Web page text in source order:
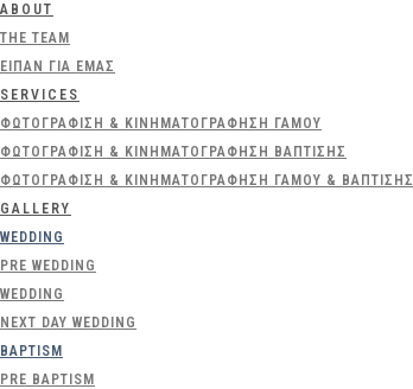
ABOUT
THE TEAM
ΕΊΠΑΝ ΓΙΑ ΕΜΆΣ
SERVICES
ΦΩΤΟΓΡΆΦΙΣΗ & ΚΙΝΗΜΑΤΟΓΡΆΦΗΣΗ ΓΆΜΟΥ
ΦΩΤΟΓΡΆΦΙΣΗ & ΚΙΝΗΜΑΤΟΓΡΆΦΗΣΗ ΒΆΠΤΙΣΗΣ
ΦΩΤΟΓΡΆΦΙΣΗ & ΚΙΝΗΜΑΤΟΓΡΆΦΗΣΗ ΓΆΜΟΥ & ΒΆΠΤΙΣΗΣ
GALLERY
WEDDING
PRE WEDDING
WEDDING
NEXT DAY WEDDING
BAPTISM
PRE BAPTISM